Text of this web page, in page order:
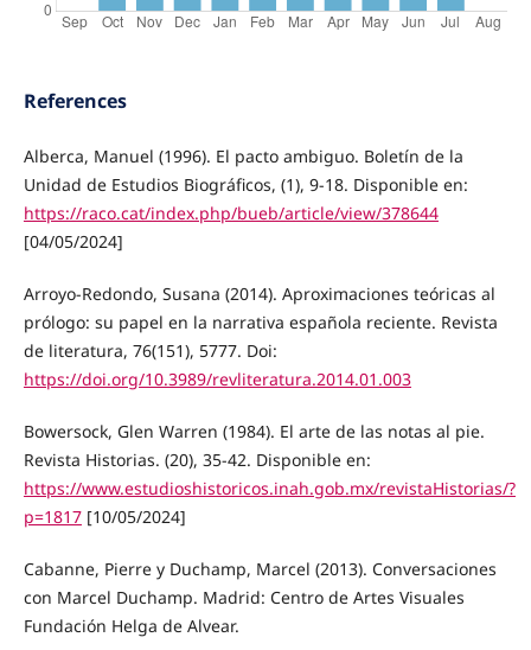
References
Alberca, Manuel (1996). El pacto ambiguo. Boletín de la
Unidad de Estudios Biográficos, (1), 9-18. Disponible en:
https://raco.cat/index.php/bueb/article/view/378644
[04/05/2024]
Arroyo-Redondo, Susana (2014). Aproximaciones teóricas al
prólogo: su papel en la narrativa española reciente. Revista
de literatura, 76(151), 5777. Doi:
https://doi.org/10.3989/revliteratura.2014.01.003
Bowersock, Glen Warren (1984). El arte de las notas al pie.
Revista Historias. (20), 35-42. Disponible en:
https://www.estudioshistoricos.inah.gob.mx/revistaHistorias/?
p=1817[10/05/2024]
Cabanne, Pierre y Duchamp, Marcel (2013). Conversaciones
con Marcel Duchamp. Madrid: Centro de Artes Visuales
Fundación Helga de Alvear.